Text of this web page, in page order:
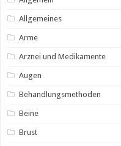
Allgemeines
Arme
Arznei und Medikamente
Augen
Behandlungsmethoden
Beine
Brust